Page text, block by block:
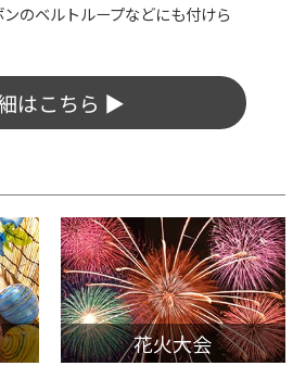
トに仕上ります。展示会やイベ
す。
はこちら ▶
花火大会